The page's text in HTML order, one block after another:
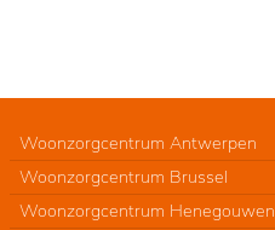
Woonzorgcentrum Antwerpen
Woonzorgcentrum Brussel
Woonzorgcentrum Henegouwen